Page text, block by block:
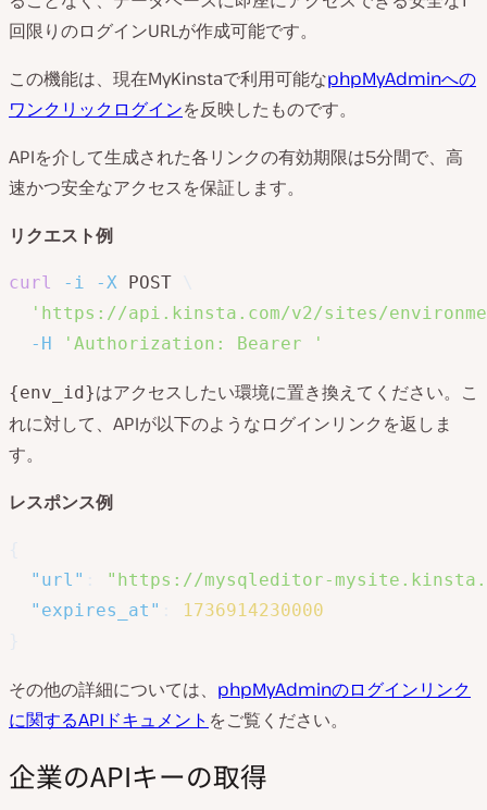
回限りのログインURLが作成可能です。
この機能は、現在MyKinstaで利用可能なphpMyAdminへの
ワンクリックログインを反映したものです。
APIを介して生成された各リンクの有効期限は5分間で、高
速かつ安全なアクセスを保証します。
リクエスト例
curl -i -X POST
'https://api.kinsta.com/v2/sites/
-H
'Authorization: Bearer '
{env_id}はアクセスしたい環境に置き換えてください。こ
れに対して、APIが以下のようなログインリンクを返しま
す。
レスポンス例
"url"
"https://mysqleditor-
"expires_at"
1736914230000
その他の詳細については、 phpMyAdminのログインリンク
に関するAPIドキュメント をご覧ください。
企業のAPIキーの取得